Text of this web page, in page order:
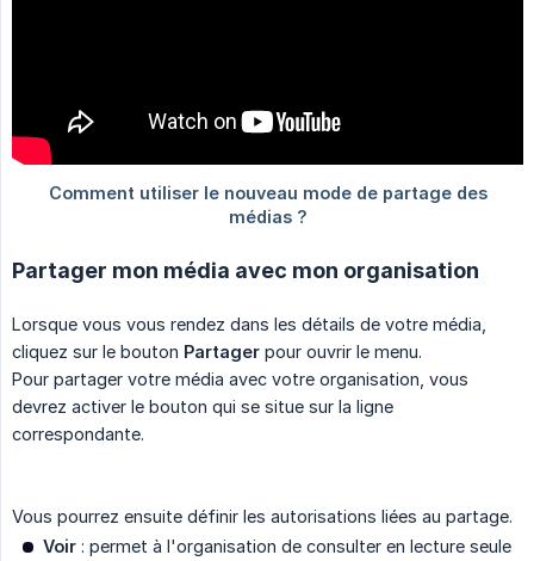
Partager mon média avec mon organisation
Lorsque vous vous rendez dans les détails de votre média,
cliquez sur le bouton Partager pour ouvrir le menu.
Pour partager votre média avec votre organisation, vous
devrez activer le bouton qui se situe sur la ligne
correspondante.
Vous pourrez ensuite définir les autorisations liées au partage.
Voir : permet à l'organisation de consulter en lecture seule